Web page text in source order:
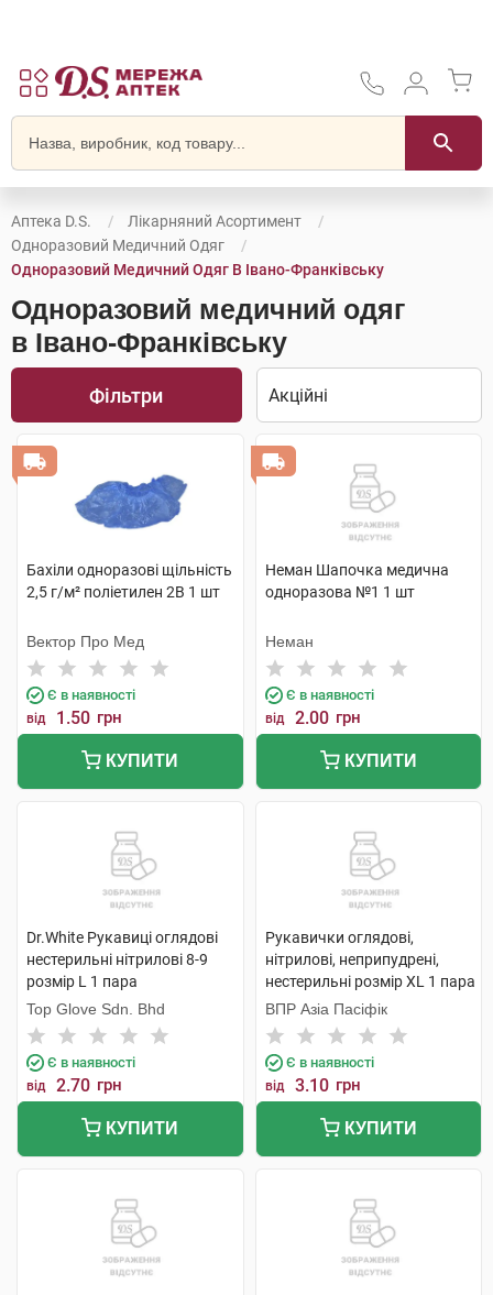
Аптека D.S.
Лікарняний Асортимент
Одноразовий Медичний Одяг
Одноразовий Медичний Одяг В Івано-Франківську
Одноразовий медичний одяг
в Івано-Франківську
Фільтри
Бахіли одноразові щільність
2,5 г/м² поліетилен 2В 1 шт
Вектор Про Мед
Є в наявності
від 1.50 грн
КУПИТИ
Неман Шапочка медична
одноразова №1 1 шт
Неман
Є в наявності
від 2.00 грн
КУПИТИ
Dr.White Рукавиці оглядові
нестерильні нітрилові 8-9
розмір L 1 пара
Top Glove Sdn. Bhd
Є в наявності
від 2.70 грн
КУПИТИ
Рукавички оглядові,
нітрилові, неприпудрені,
нестерильні розмір XL 1 пара
ВПР Азіа Пасіфік
Є в наявності
від 3.10 грн
КУПИТИ